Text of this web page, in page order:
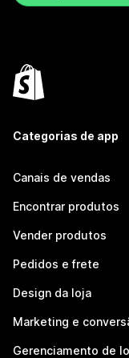
Categorias de app
Canais de vendas
Encontrar produtos
Vender produtos
Pedidos e frete
Design da loja
Marketing e
Gerenciamento de